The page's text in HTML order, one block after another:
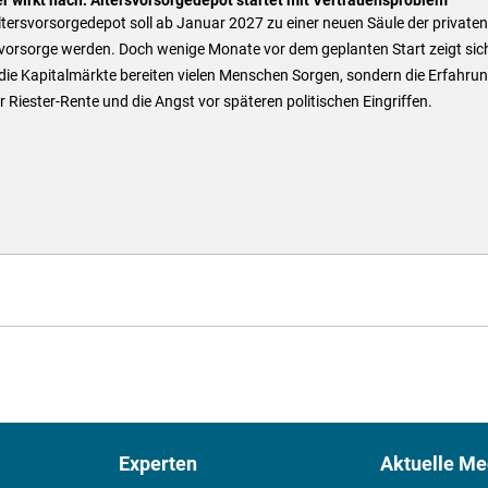
soll ab Januar 2027 zu einer neuen Säule der privaten
werden. Doch wenige Monate vor dem geplanten Start zeigt
Kapitalmärkte bereiten vielen Menschen Sorgen, sondern die
Riester-Rente und die Angst vor späteren politischen Eingriffen.
Experten Aktuelle